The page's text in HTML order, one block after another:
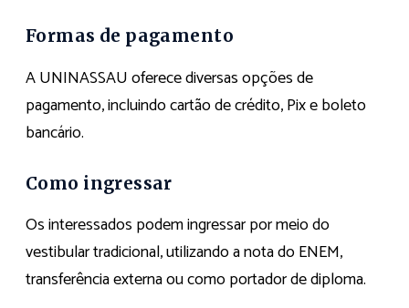
Formas de pagamento
A UNINASSAU oferece diversas opções de
pagamento, incluindo cartão de crédito, Pix e boleto
bancário.
Como ingressar
Os interessados podem ingressar por meio do
vestibular tradicional, utilizando a nota do ENEM,
transferência externa ou como portador de diploma.